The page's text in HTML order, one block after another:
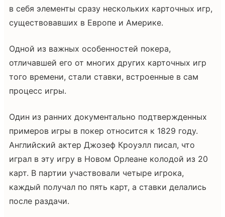
в себя элементы сразу нескольких карточных игр,
существовавших в Европе и Америке.
Одной из важных особенностей покера,
отличавшей его от многих других карточных игр
того времени, стали ставки, встроенные в сам
процесс игры.
Один из ранних документально подтвержденных
примеров игры в покер относится к 1829 году.
Английский актер Джозеф Кроуэлл писал, что
играл в эту игру в Новом Орлеане колодой из 20
карт. В партии участвовали четыре игрока,
каждый получал по пять карт, а ставки делались
после раздачи.